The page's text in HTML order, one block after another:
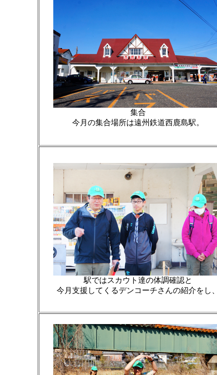
集合
今月の集合場所は遠州鉄道西鹿島駅。
駅ではスカウト達の体調確認と
今月支援してくるデンコーチさんの紹介をし